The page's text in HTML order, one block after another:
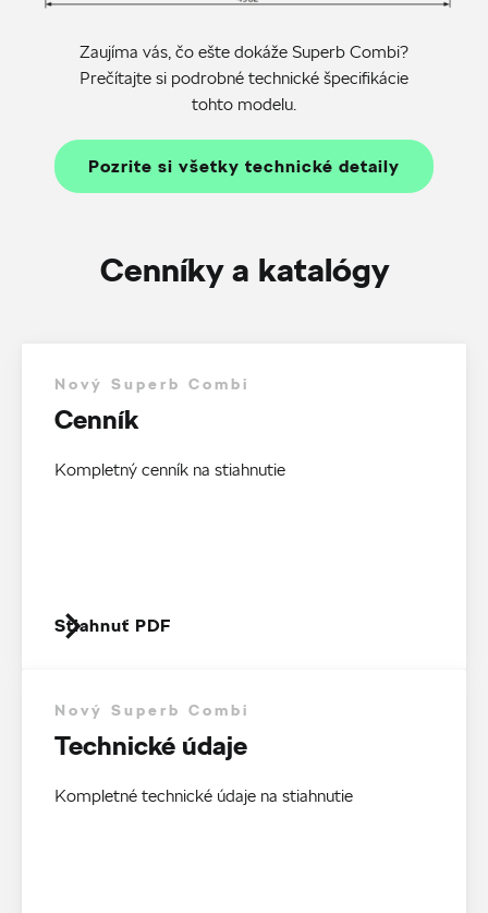
Zaujíma vás, čo ešte dokáže Superb Combi?
Prečítajte si podrobné technické špecifikácie
tohto modelu.
Pozrite si všetky technické detaily
Cenníky a katalógy
Nový Superb Combi
Cenník
Kompletný cenník na stiahnutie
Stiahnuť PDF
Nový Superb Combi
Technické údaje
Kompletné technické údaje na stiahnutie